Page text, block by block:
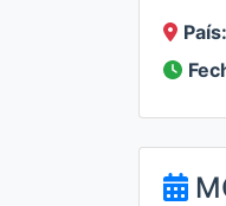
País: